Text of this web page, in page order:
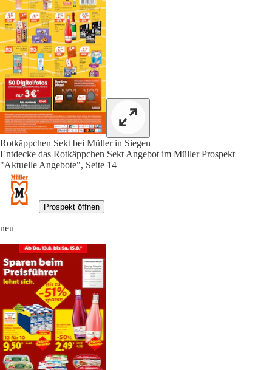
Rotkäppchen Sekt bei Müller in Siegen
Entdecke das Rotkäppchen Sekt Angebot im Müller Prospekt
"Aktuelle Angebote", Seite 14
Prospekt öffnen
neu